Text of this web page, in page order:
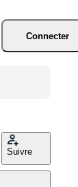
Connecter
Suivre